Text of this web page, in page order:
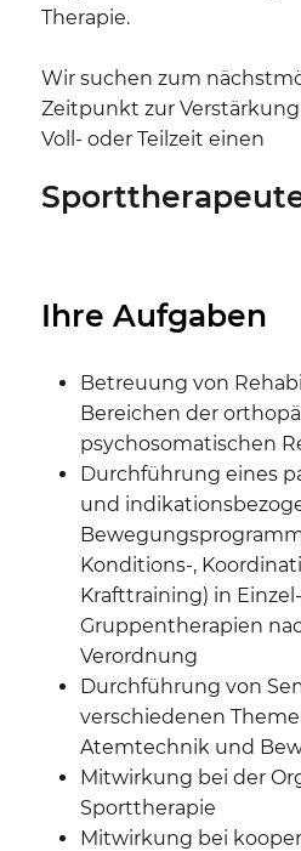
Therapie.
Wir suchen zum
Zeitpunkt zur Verstärkung
Voll- oder Teilzeit einen
Ihre Aufgaben
Betreuung von
Bereichen der
psychosomatischen
Durchführung eines
und
Konditions-,
Krafttraining) in
Gruppentherapien
Verordnung
Durchführung von
verschiedenen
Atemtechnik und
Mitwirkung bei der
Sporttherapie
Mitwirkung bei